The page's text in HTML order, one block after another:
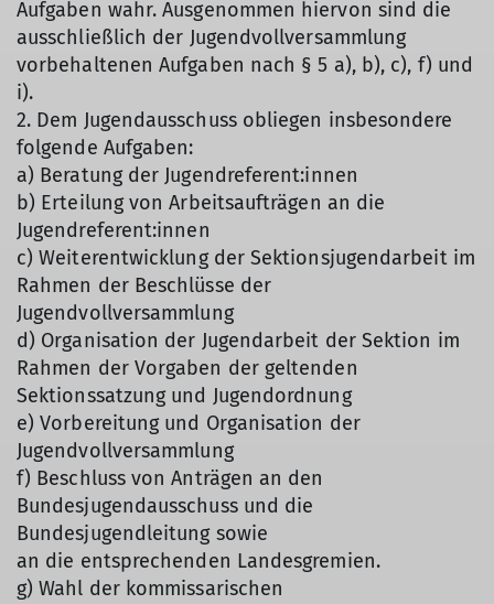
Aufgaben wahr. Ausgenommen hiervon sind die
ausschließlich der Jugendvollversammlung
vorbehaltenen Aufgaben nach § 5 a), b), c), f) und
i).
2. Dem Jugendausschuss obliegen insbesondere
folgende Aufgaben:
a) Beratung der Jugendreferent:innen
b) Erteilung von Arbeitsaufträgen an die
Jugendreferent:innen
c) Weiterentwicklung der Sektionsjugendarbeit im
Rahmen der Beschlüsse der
Jugendvollversammlung
d) Organisation der Jugendarbeit der Sektion im
Rahmen der Vorgaben der geltenden
Sektionssatzung und Jugendordnung
e) Vorbereitung und Organisation der
Jugendvollversammlung
f) Beschluss von Anträgen an den
Bundesjugendausschuss und die
Bundesjugendleitung sowie
an die entsprechenden Landesgremien.
g) Wahl der kommissarischen